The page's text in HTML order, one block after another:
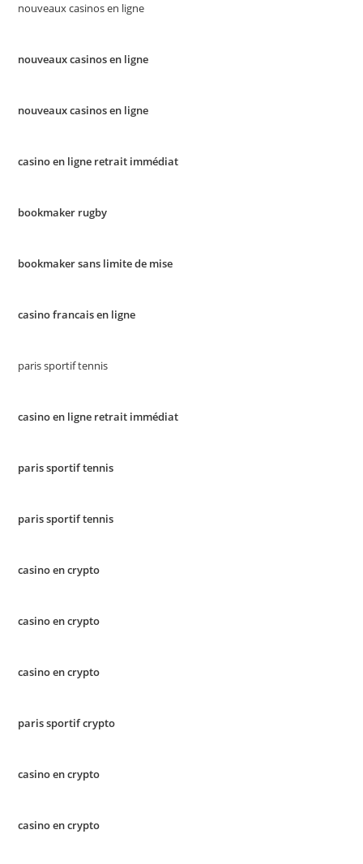
nouveaux casinos en ligne
nouveaux casinos en ligne
nouveaux casinos en ligne
casino en ligne retrait immédiat
bookmaker rugby
bookmaker sans limite de mise
casino francais en ligne
paris sportif tennis
casino en ligne retrait immédiat
paris sportif tennis
paris sportif tennis
casino en crypto
casino en crypto
casino en crypto
paris sportif crypto
casino en crypto
casino en crypto